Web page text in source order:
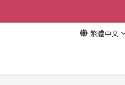
繁體中文